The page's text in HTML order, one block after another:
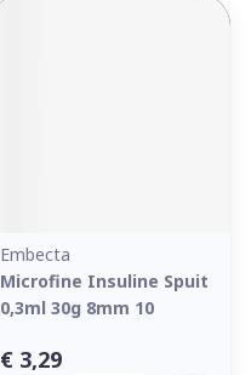
Embecta
Microfine Insuline Spuit
0,3ml 30g 8mm 10
€ 3,29